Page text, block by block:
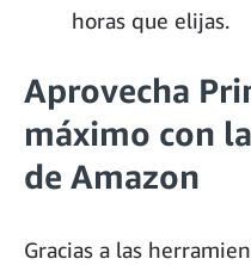
horas que elijas.
Aprovecha
máximo con
de Amazon
Gracias a las